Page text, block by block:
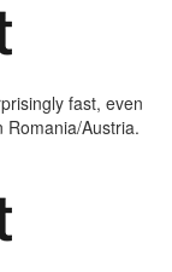
fast
whole